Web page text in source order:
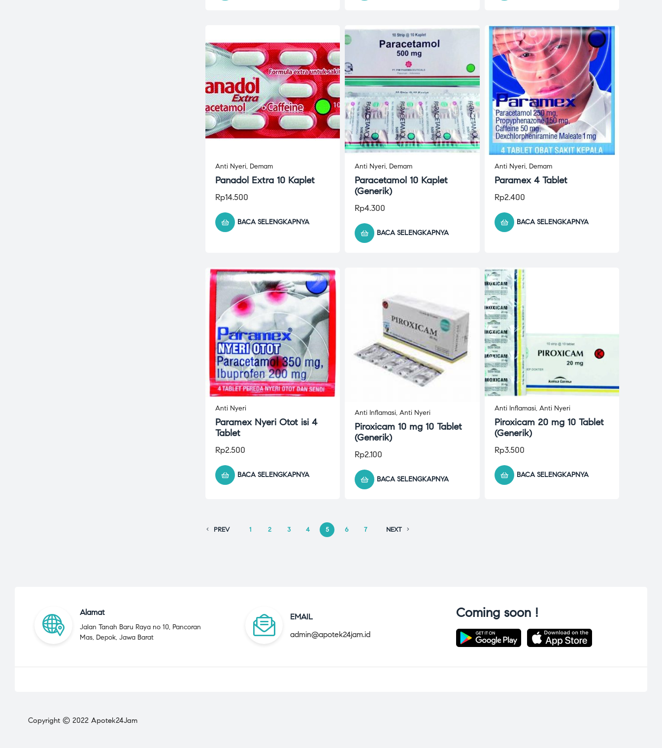
Anti Nyeri, Demam
Panadol Extra 10 Kaplet
Rp14.500
BACA SELENGKAPNYA
Anti Nyeri, Demam
Paracetamol 10 Kaplet
(Generik)
Rp4.300
BACA SELENGKAPNYA
Anti Nyeri, Demam
Paramex 4 Tablet
Rp2.400
BACA SELENGKAPNYA
Anti Nyeri
Paramex Nyeri Otot isi 4
Tablet
Rp2.500
BACA SELENGKAPNYA
Anti Inflamasi,Anti Nyeri
Piroxicam 10 mg 10 Tablet
(Generik)
Rp2.100
BACA SELENGKAPNYA
Anti Inflamasi, Anti Nyeri
Piroxicam 20 mg 10 Tablet
(Generik)
Rp3.500
BACA SELENGKAPNYA
PREV 1 2 3 4 5 6 7 NEXT
Alamat
Jalan Tanah Baru Raya no 10, Pancoran
Mas, Depok, Jawa Barat
EMAIL
admin@apotek24jam.id
Coming soon !
Copyright © 2022 Apotek24Jam